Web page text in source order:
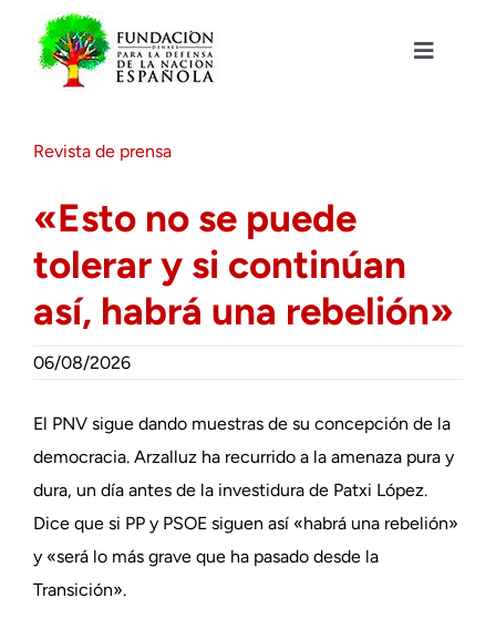
contenido
Toggle
Actualidad
Actividades
Revista de prensa
«Esto no se puede
tolerar y si continúan
así, habrá una rebelión»
06/08/2026
El PNV sigue dando muestras de su concepción de la
democracia. Arzalluz ha recurrido a la amenaza pura y
dura, un día antes de la investidura de Patxi López.
Dice que si PP y PSOE siguen así «habrá una rebelión»
y «será lo más grave que ha pasado desde la
Transición».